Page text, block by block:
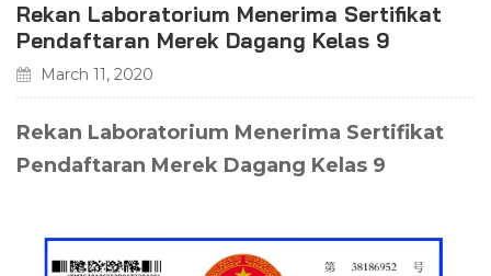
Rekan Laboratorium Menerima Sertifikat
Pendaftaran Merek Dagang Kelas 9
March 11, 2020
Rekan Laboratorium Menerima Sertifikat
Pendaftaran Merek Dagang Kelas 9